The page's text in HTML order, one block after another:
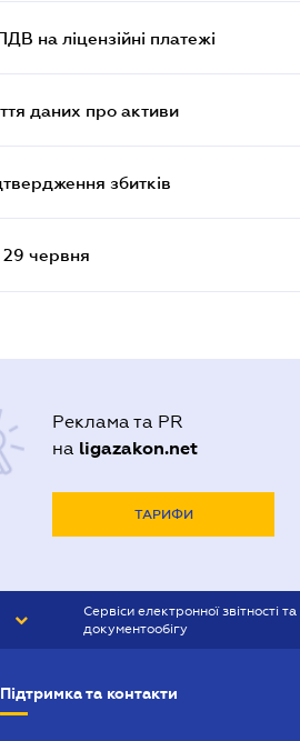
на ліцензійні платежі
даних про активи
збитків
29 червня
Реклама та PR
на ligazakon.net
ТАРИФИ
Сервіси електронної звітності та
документообігу
Підтримка та контакти